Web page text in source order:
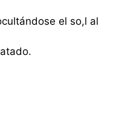
el so,l al